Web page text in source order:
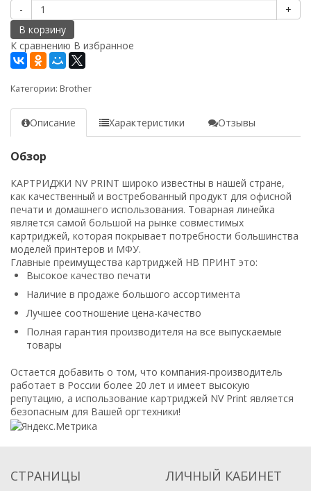
-
+
В корзину
К сравнению В избранное
Категории: Brother
Описание Характеристики Отзывы
Обзор
КАРТРИДЖИ NV PRINT широко известны в нашей стране,
как качественный и востребованный продукт для офисной
печати и домашнего использования. Товарная линейка
является самой большой на рынке совместимых
картриджей, которая покрывает потребности большинства
моделей принтеров и МФУ.
Главные преимущества картриджей НВ ПРИНТ это:
Высокое качество печати
Наличие в продаже большого ассортимента
Лучшее соотношение цена-качество
Полная гарантия производителя на все выпускаемые
товары
Остается добавить о том, что компания-производитель
работает в России более 20 лет и имеет высокую
репутацию, а использование картриджей NV Print является
безопасным для Вашей оргтехники!
СТРАНИЦЫ ЛИЧНЫЙ КАБИНЕТ